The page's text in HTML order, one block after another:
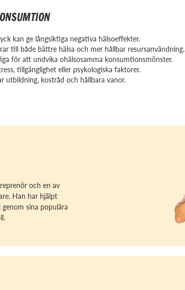
kan ge långsiktiga negativa hälsoeffekter.
till både bättre hälsa och mer hållbar resursanvändning.
för att undvika ohälsosamma konsumtionsmönster.
tillgänglighet eller psykologiska faktorer.
utbildning, kostråd och hållbara vanor.
och en av
Han har hjälpt
sina populära